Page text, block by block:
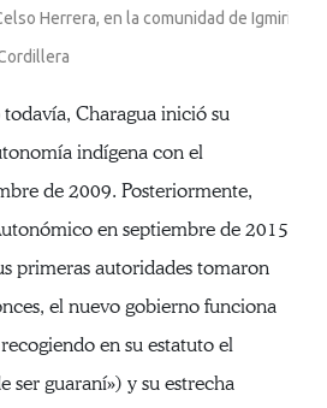
Herrera, en la comunidad de Igmiri.
Charagua inició su
indígena con el
de 2009. Posteriormente,
en septiembre de 2015
primeras autoridades tomaron
el nuevo gobierno funciona
en su estatuto el
ser guaraní») y su estrecha